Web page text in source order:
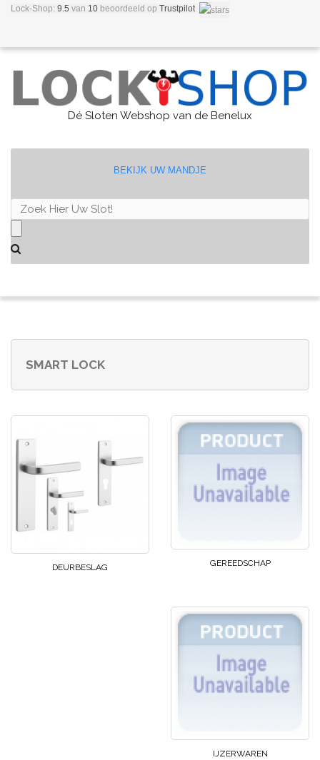
Lock-Shop: 9.5 van 10 beoordeeld op Trustpilot
Dé Sloten Webshop van de Benelux
BEKIJK UW MANDJE
SMART LOCK
DEURBESLAG GEREEDSCHAP
IJZERWAREN